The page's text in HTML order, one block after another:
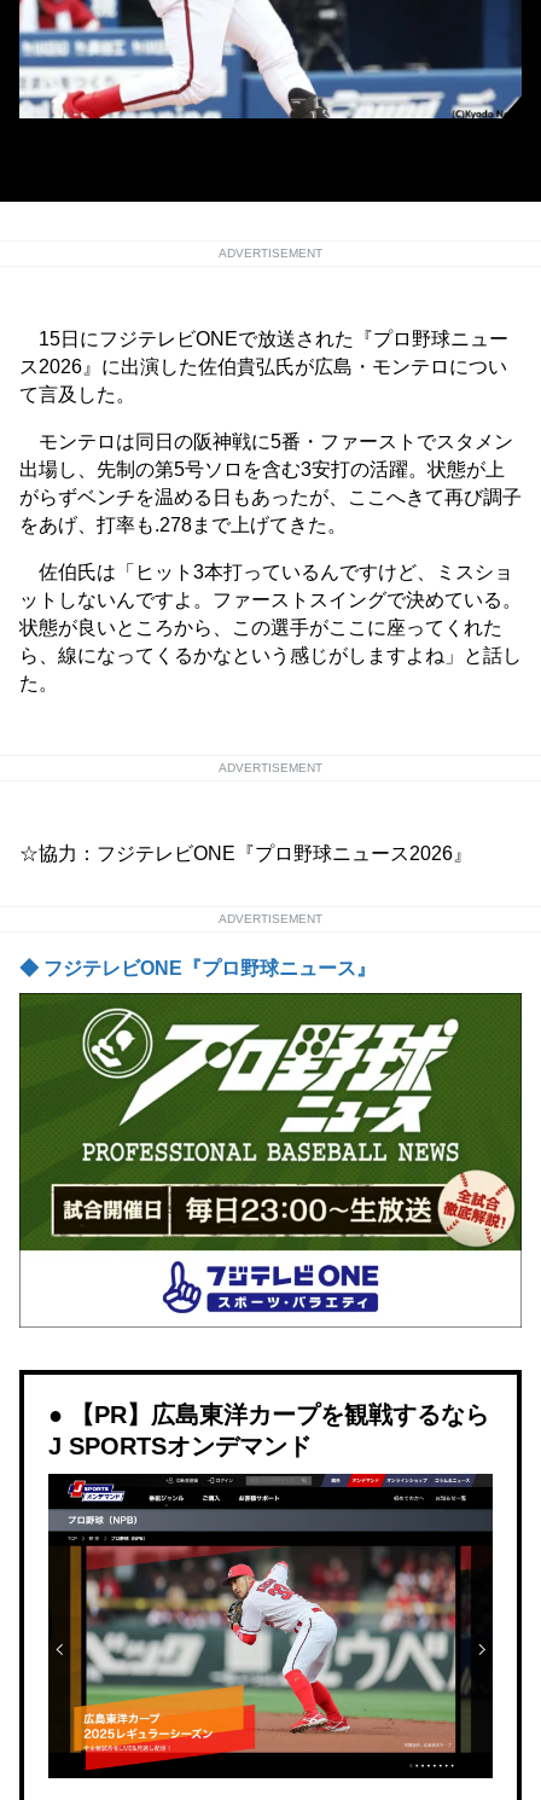
ADVERTISEMENT
15日にフジテレビONEで放送された『プロ野球ニュー
ス2026』に出演した佐伯貴弘氏が広島・モンテロについ
て言及した。
モンテロは同日の阪神戦に5番・ファーストでスタメン
出場し、先制の第5号ソロを含む3安打の活躍。状態が上
がらずベンチを温める日もあったが、ここへきて再び調子
をあげ、打率も.278まで上げてきた。
佐伯氏は「ヒット3本打っているんですけど、ミスショ
ットしないんですよ。ファーストスイングで決めている。
状態が良いところから、この選手がここに座ってくれた
ら、線になってくるかなという感じがしますよね」と話し
た。
ADVERTISEMENT
☆協力：フジテレビONE『プロ野球ニュース2026』
ADVERTISEMENT
◆ フジテレビONE『プロ野球ニュース』
【PR】広島東洋カープを観戦するなら
J SPORTSオンデマンド